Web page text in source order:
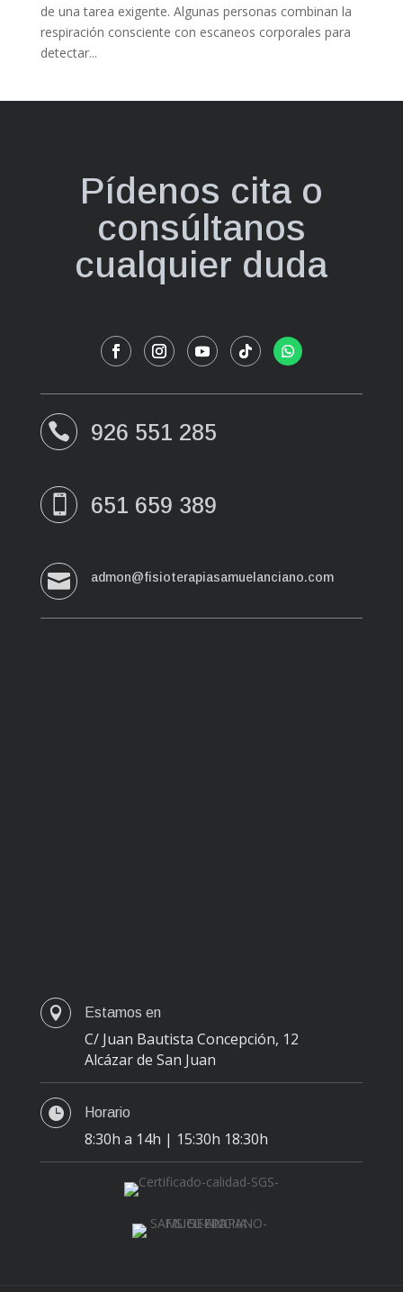
de una tarea exigente. Algunas personas combinan la
respiración consciente con escaneos corporales para
detectar...
Pídenos cita o
consúltanos
cualquier duda
 926 551 285
 651 659 389
 admon@fisioterapiasamuelanciano.com
 Estamos en
C/ Juan Bautista Concepción, 12
Alcázar de San Juan
 Horario
8:30h a 14h | 15:30h 18:30h